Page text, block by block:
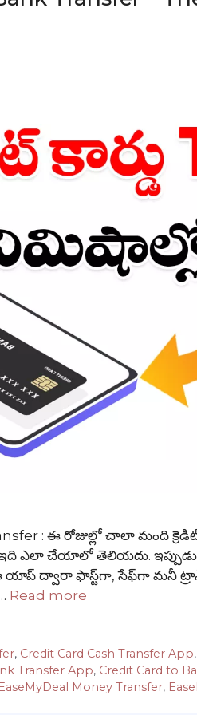
: ఈ రోజుల్లో చాలా మంది
ఎలా చేయాలో తెలియదు. ఇప్పుడు
ద్వారా ఫాస్ట్‌గా, సేఫ్‌గా మనీ
Read more
, Credit Card Cash Transfer App,
Transfer App, Credit Card to
EaseMyDeal Money Transfer,